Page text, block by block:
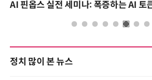
AI 핀옵스 실전 세미나: 폭증하는 AI 토
정치 많이 본 뉴스